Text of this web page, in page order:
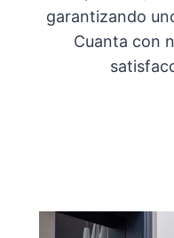
garantizando
Cuanta con